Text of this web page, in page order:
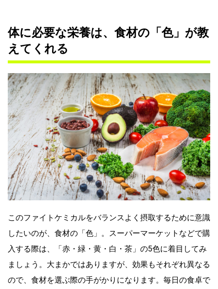
体に必要な栄養は、食材の「色」が教
えてくれる
このファイトケミカルをバランスよく摂取するために意識
したいのが、食材の「色」。スーパーマーケットなどで購
入する際は、「赤・緑・黄・白・茶」の5色に着目してみ
ましょう。大まかではありますが、効果もそれぞれ異なる
ので、食材を選ぶ際の手がかりになります。毎日の食卓で